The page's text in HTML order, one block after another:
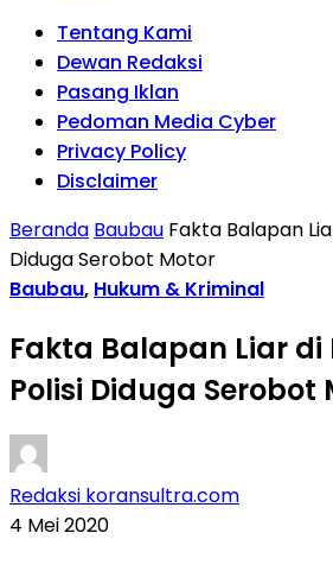
Tentang Kami
Dewan Redaksi
Pasang Iklan
Pedoman Media Cyber
Privacy Policy
Disclaimer
Beranda Baubau Fakta Balapan
Diduga Serobot Motor
Baubau, Hukum & Kriminal
Fakta Balapan Liar di
Polisi Diduga Serobot
Redaksi koransultra.com
4 Mei 2020